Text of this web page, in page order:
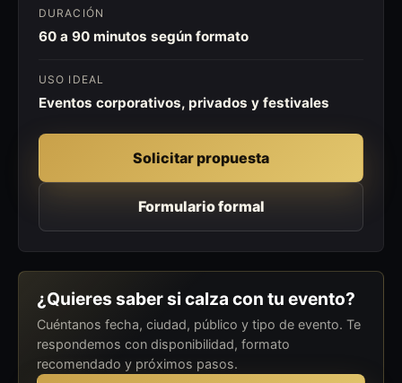
DURACIÓN
60 a 90 minutos según formato
USO IDEAL
Eventos corporativos, privados y festivales
Solicitar propuesta
Formulario formal
¿Quieres saber si calza con tu evento?
Cuéntanos fecha, ciudad, público y tipo de evento. Te
respondemos con disponibilidad, formato
recomendado y próximos pasos.